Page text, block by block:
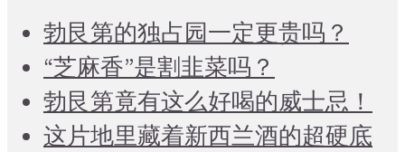
勃艮第的独占园一定更贵吗？
“芝麻香”是割韭菜吗？
勃艮第竟有这么好喝的威士忌！
这片地里藏着新西兰酒的超硬底